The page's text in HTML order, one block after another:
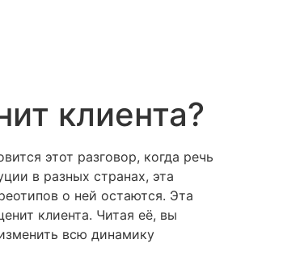
клиента?
этот разговор, когда речь
в разных странах, эта
о ней остаются. Эта
клиента. Читая её, вы
всю динамику